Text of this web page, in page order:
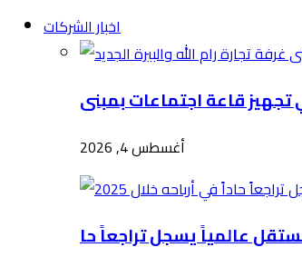
اخبار الشركات
أغسطس 4, 2026